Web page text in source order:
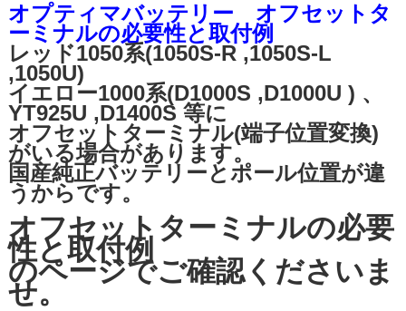
オプティマバッテリー オフセットタ
ーミナルの必要性と取付例
レッド1050系(1050S-R ,1050S-L
,1050U)
イエロー1000系(D1000S ,D1000U ) 、
YT925U ,D1400S 等に
オフセットターミナル(端子位置変換)
がいる場合があります。
国産純正バッテリーとポール位置が違
うからです。
オフセットターミナルの必要
性と取付例
のページでご確認くださいま
せ。